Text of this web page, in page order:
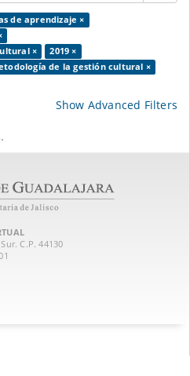
de aprendizaje ×
×
2019 ×
de la gestión cultural ×
Show Advanced Filters
C.P. 44130